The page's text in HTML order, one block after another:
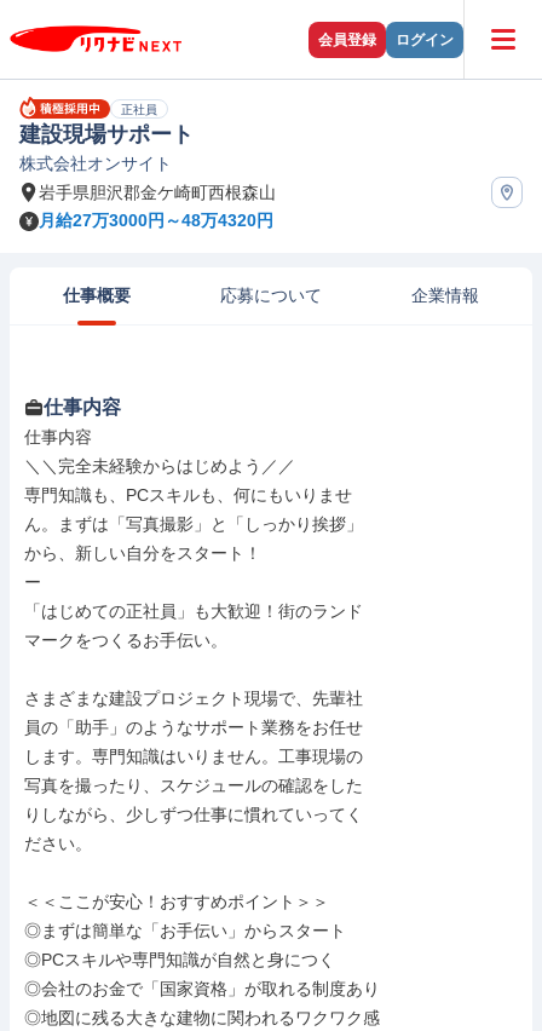
会員登録 ログイン
正社員
建設現場サポート
株式会社オンサイト
岩手県胆沢郡金ケ崎町西根森山
月給27万3000円～48万4320円
仕事概要 応募について 企業情報
仕事内容
仕事内容
＼＼完全未経験からはじめよう／／
専門知識も、PCスキルも、何にもいりませ
ん。まずは「写真撮影」と「しっかり挨拶」
から、新しい自分をスタート！
ー
「はじめての正社員」も大歓迎！街のランド
マークをつくるお手伝い。
さまざまな建設プロジェクト現場で、先輩社
員の「助手」のようなサポート業務をお任せ
します。専門知識はいりません。工事現場の
写真を撮ったり、スケジュールの確認をした
りしながら、少しずつ仕事に慣れていってく
ださい。
＜＜ここが安心！おすすめポイント＞＞
◎まずは簡単な「お手伝い」からスタート
◎PCスキルや専門知識が自然と身につく
◎会社のお金で「国家資格」が取れる制度あり
◎地図に残る大きな建物に関われるワクワク感